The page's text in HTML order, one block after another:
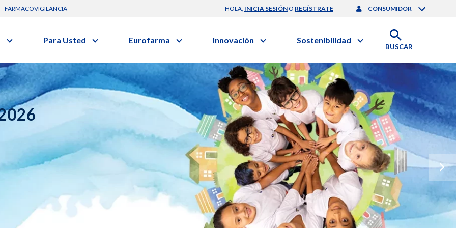
FARMACOVIGILANCIA HOLA, INICIA SESIÓNO REGÍSTRATE CONSUMIDOR
o clase terapéutica.
Para Usted
Artículos
Diccionario de Salud
Videos
Eurofarma
Actuación
Trabaje Con Nosotros
Certificaciones
Premios y Reconocimientos
Programa de Visitas
Dónde Estamos
Innovación
Nuevos Negocios
Investigación Clínica
Investigación y Desarrollo
Profesionales de Salud | EurON Pro
Sostenibilidad
Gobierno Corporativo
Medio Ambiente
Informe de Sostenibilidad
Responsabilidad Compartida
Balance Financiero
BUSCAR